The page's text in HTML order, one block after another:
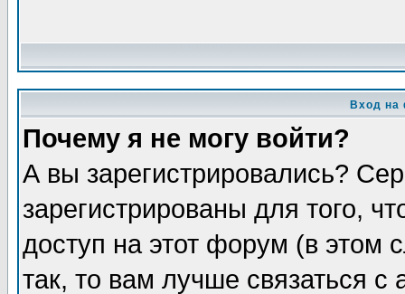
Вход на
Почему я не могу войти?
А вы зарегистрировались?
зарегистрированы для того,
доступ на этот форум (в этом
так, то вам лучше связаться